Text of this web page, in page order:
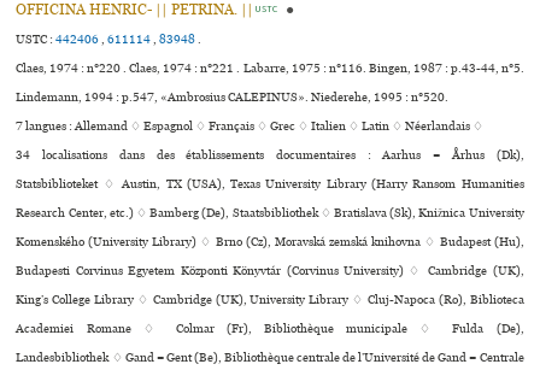
OFFICINA HENRIC- || PETRINA. ||
USTC ●
USTC :442406,611114,83948.
Claes, 1974 : n°220 . Claes, 1974 : n°221 . Labarre, 1975 : n°116. Bingen, 1987 : p.43-44, n°5.
Lindemann, 1994 : p.547, «Ambrosius CALEPINUS». Niederehe, 1995 : n°520.
7 langues :Allemand ♢Espagnol ♢Français ♢Grec ♢Italien ♢Latin ♢Néerlandais ♢
34 localisations dans des établissements documentaires : Aarhus = Århus (Dk),
Statsbiblioteket ♢ Austin, TX (USA), Texas University Library (Harry Ransom Humanities
Research Center, etc.) ♢ Bamberg (De), Staatsbibliothek ♢ Bratislava (Sk), Knižnica University
Komenského (University Library) ♢ Brno (Cz), Moravská zemská kni­hovna ♢ Budapest (Hu),
Budapesti Corvinus Egyetem Központi Könyvtár (Corvinus University) ♢ Cambridge (UK),
King’s College Library ♢ Cambridge (UK), University Library ♢ Cluj-Napoca (Ro), Biblioteca
Academiei Romane ♢ Colmar (Fr), Bibliothèque muni­ci­pale ♢ Fulda (De),
Landesbibliothek ♢ Gand = Gent (Be), Bibliothèque centrale de l’Université de Gand = Centrale